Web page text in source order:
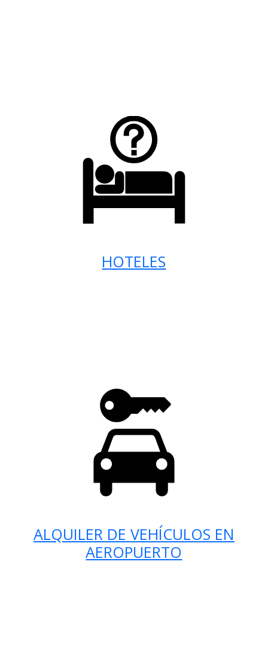
HOTELES
ALQUILER DE VEHÍCULOS EN
AEROPUERTO